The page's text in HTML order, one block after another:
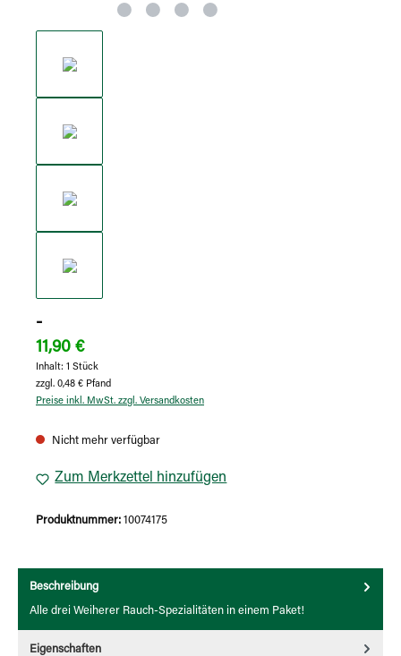
-
11,90 €
Inhalt: 1 Stück
zzgl. 0,48 € Pfand
Preise inkl. MwSt. zzgl. Versandkosten
Nicht mehr verfügbar
Zum Merkzettel hinzufügen
Produktnummer: 10074175
Beschreibung
Alle drei Weiherer Rauch-Spezialitäten in einem Paket!
Eigenschaften